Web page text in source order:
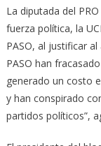
La diputada del
fuerza política, la
PASO, al justificar
PASO han
generado un costo
y han conspirado
partidos políticos”,